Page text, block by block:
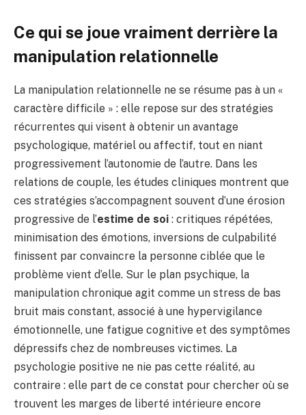
Ce qui se joue vraiment derrière la
manipulation relationnelle
La manipulation relationnelle ne se résume pas à un «
caractère difficile » : elle repose sur des stratégies
récurrentes qui visent à obtenir un avantage
psychologique, matériel ou affectif, tout en niant
progressivement l’autonomie de l’autre. Dans les
relations de couple, les études cliniques montrent que
ces stratégies s’accompagnent souvent d’une érosion
progressive de l’estime de soi : critiques répétées,
minimisation des émotions, inversions de culpabilité
finissent par convaincre la personne ciblée que le
problème vient d’elle. Sur le plan psychique, la
manipulation chronique agit comme un stress de bas
bruit mais constant, associé à une hypervigilance
émotionnelle, une fatigue cognitive et des symptômes
dépressifs chez de nombreuses victimes. La
psychologie positive ne nie pas cette réalité, au
contraire : elle part de ce constat pour chercher où se
trouvent les marges de liberté intérieure encore